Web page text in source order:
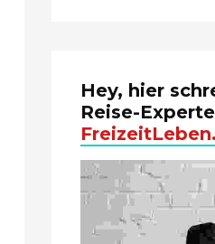
Hey, hier
Reise-